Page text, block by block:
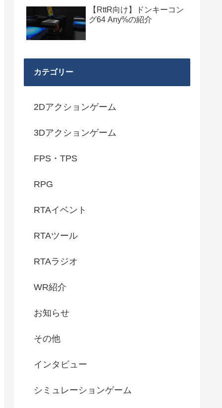
【RttR向け】ドンキーコン
グ64 Any%の紹介
カテゴリー
2Dアクションゲーム
3Dアクションゲーム
FPS・TPS
RPG
RTAイベント
RTAツール
RTAラジオ
WR紹介
お知らせ
その他
インタビュー
シミュレーションゲーム